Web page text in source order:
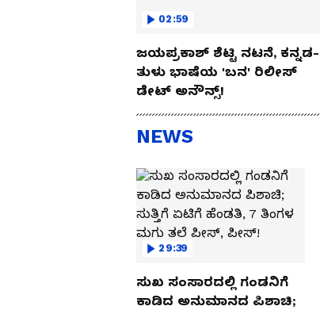
02:59
ಜಯಪ್ರಕಾಶ್ ಶೆಟ್ಟಿ ನಟನೆ, ಕನ್ನಡ-
ತುಳು ಭಾಷೆಯ 'ಬನ' ರಿಲೀಸ್
ಡೇಟ್ ಅನೌನ್ಸ್!
NEWS
29:39
ಸುಖ ಸಂಸಾರದಲ್ಲಿ ಗಂಡನಿಗೆ
ಕಾಡಿದ ಅನುಮಾನದ ಪಿಶಾಚಿ;